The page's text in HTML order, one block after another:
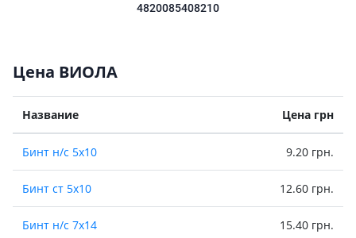
4820085408210
Цена ВИОЛА
Название Цена грн
Бинт н/с 5х10 9.20 грн.
Бинт ст 5х10 12.60 грн.
Бинт н/с 7х14 15.40 грн.